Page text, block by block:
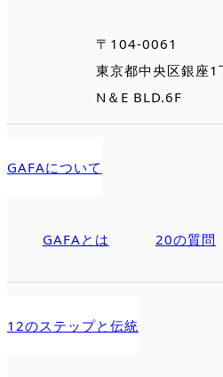
〒104-0061
東京都中央区銀座
N＆E BLD.6F
GAFAについて
GAFAとは 20の質問
12のステップと伝統